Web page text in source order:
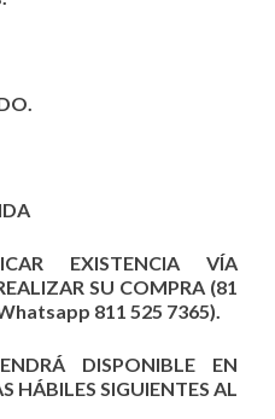
EXISTENCIA VÍA
SU COMPRA (81
811 525 7365).
DISPONIBLE EN
HÁBILES SIGUIENTES AL